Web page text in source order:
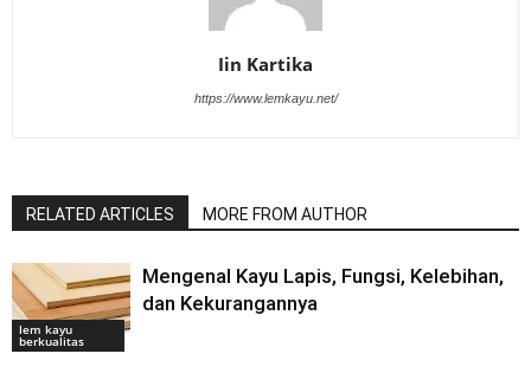
Iin Kartika
https://www.lemkayu.net/
RELATED ARTICLES MORE FROM AUTHOR
lem kayu
berkualitas
Mengenal Kayu Lapis, Fungsi, Kelebihan,
dan Kekurangannya